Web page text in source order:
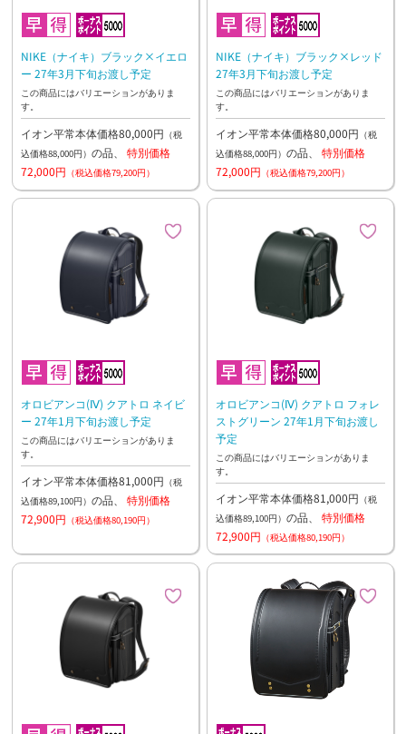
NIKE（ナイキ）ブラック×イエロ
ー 27年3月下旬お渡し予定
この商品にはバリエーションがありま
す。
イオン平常本体価格80,000円 （税
込価格88,000円） の品、 特別価格
72,000円 （税込価格79,200円）
NIKE（ナイキ）ブラック×レッド
27年3月下旬お渡し予定
この商品にはバリエーションがありま
す。
イオン平常本体価格80,000円 （税
込価格88,000円） の品、 特別価格
72,000円 （税込価格79,200円）
オロビアンコ(Ⅳ) クアトロ ネイビ
ー 27年1月下旬お渡し予定
この商品にはバリエーションがありま
す。
イオン平常本体価格81,000円 （税
込価格89,100円） の品、 特別価格
72,900円 （税込価格80,190円）
オロビアンコ(Ⅳ) クアトロ フォレ
ストグリーン 27年1月下旬お渡し
予定
この商品にはバリエーションがありま
す。
イオン平常本体価格81,000円 （税
込価格89,100円） の品、 特別価格
72,900円 （税込価格80,190円）